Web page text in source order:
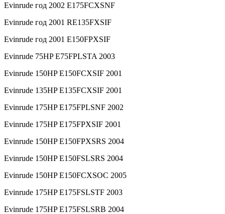
Evinrude год 2002 E175FCXSNF
Evinrude год 2001 RE135FXSIF
Evinrude год 2001 E150FPXSIF
Evinrude 75HP E75FPLSTA 2003
Evinrude 150HP E150FCXSIF 2001
Evinrude 135HP E135FCXSIF 2001
Evinrude 175HP E175FPLSNF 2002
Evinrude 175HP E175FPXSIF 2001
Evinrude 150HP E150FPXSRS 2004
Evinrude 150HP E150FSLSRS 2004
Evinrude 150HP E150FCXSOC 2005
Evinrude 175HP E175FSLSTF 2003
Evinrude 175HP E175FSLSRB 2004